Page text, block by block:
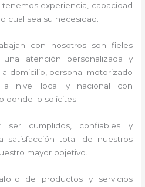
experiencia, capacidad
cual sea su necesidad.
con nosotros son fieles
una atención personalizada y
domicilio, personal motorizado
a nivel local y nacional con
donde lo solicites.
ser cumplidos, confiables y
satisfacción total de nuestros
mayor objetivo.
de productos y servicios